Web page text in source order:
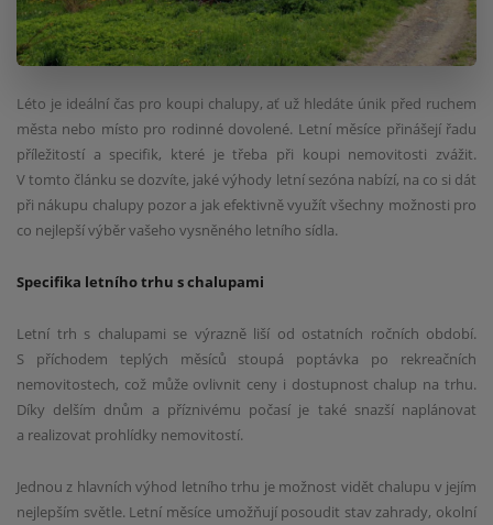
Léto je ideální čas pro koupi chalupy, ať už hledáte únik před ruchem
města nebo místo pro rodinné dovolené. Letní měsíce přinášejí řadu
příležitostí a specifik, které je třeba při koupi nemovitosti zvážit.
V tomto článku se dozvíte, jaké výhody letní sezóna nabízí, na co si dát
při nákupu chalupy pozor a jak efektivně využít všechny možnosti pro
co nejlepší výběr vašeho vysněného letního sídla.
Specifika letního trhu s chalupami
Letní trh s chalupami se výrazně liší od ostatních ročních období.
S příchodem teplých měsíců stoupá poptávka po rekreačních
nemovitostech, což může ovlivnit ceny i dostupnost chalup na trhu.
Díky delším dnům a příznivému počasí je také snazší naplánovat
a realizovat prohlídky nemovitostí.
Jednou z hlavních výhod letního trhu je možnost vidět chalupu v jejím
nejlepším světle. Letní měsíce umožňují posoudit stav zahrady, okolní